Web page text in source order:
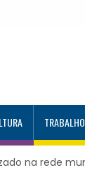
TRABALHO
na rede